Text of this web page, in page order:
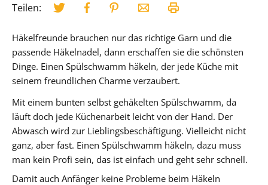
Teilen:
Häkelfreunde brauchen nur das richtige Garn und die
passende Häkelnadel, dann erschaffen sie die schönsten
Dinge. Einen Spülschwamm häkeln, der jede Küche mit
seinem freundlichen Charme verzaubert.
Mit einem bunten selbst gehäkelten Spülschwamm, da
läuft doch jede Küchenarbeit leicht von der Hand. Der
Abwasch wird zur Lieblingsbeschäftigung. Vielleicht nicht
ganz, aber fast. Einen Spülschwamm häkeln, dazu muss
man kein Profi sein, das ist einfach und geht sehr schnell.
Damit auch Anfänger keine Probleme beim Häkeln